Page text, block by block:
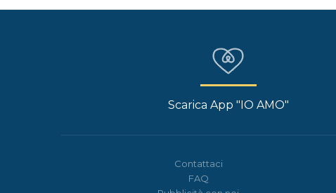
Scarica App "IO AMO"
Contattaci
FAQ